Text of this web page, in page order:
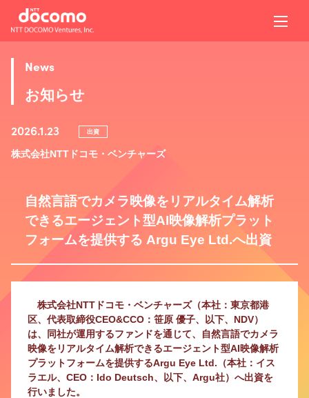
News
お知らせ
2026.1.23 出資
株式会社NTTドコモ・ベンチャーズ
自然言語でカメラ映像をリアルタイム解析
できるエージェント型AI映像解析プラット
フォームを提供する Argu Eye Ltd.へ出資
株式会社NTTドコモ・ベンチャーズ（本社：東京都港
区、代表取締役CEO&CCO：笹原 優子、以下、NDV）
は、同社が運用するファンドを通じて、自然言語でカメラ
映像をリアルタイム解析できるエージェント型AI映像解析
プラットフォームを提供するArgu Eye Ltd.（本社：イス
ラエル、CEO：Ido Deutsch、以下、Argu社）へ出資を
行いました。